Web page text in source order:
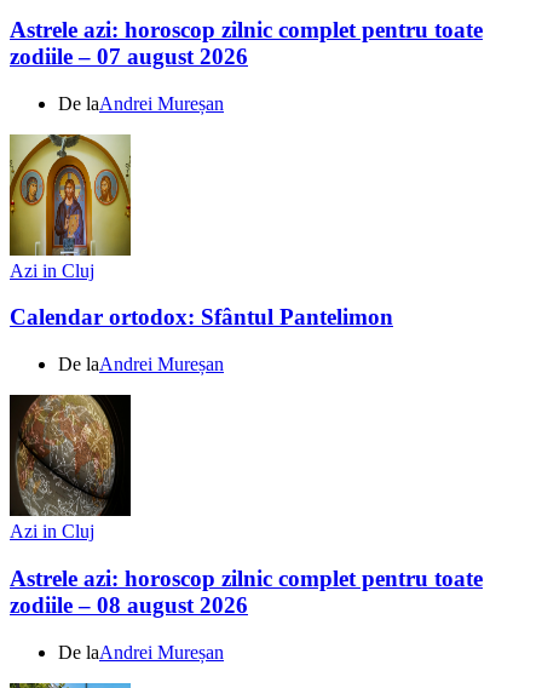
Astrele azi: horoscop zilnic complet pentru toate
zodiile – 07 august 2026
De laAndrei Mureșan
Azi in Cluj
Calendar ortodox: Sfântul Pantelimon
De laAndrei Mureșan
Azi in Cluj
Astrele azi: horoscop zilnic complet pentru toate
zodiile – 08 august 2026
De laAndrei Mureșan